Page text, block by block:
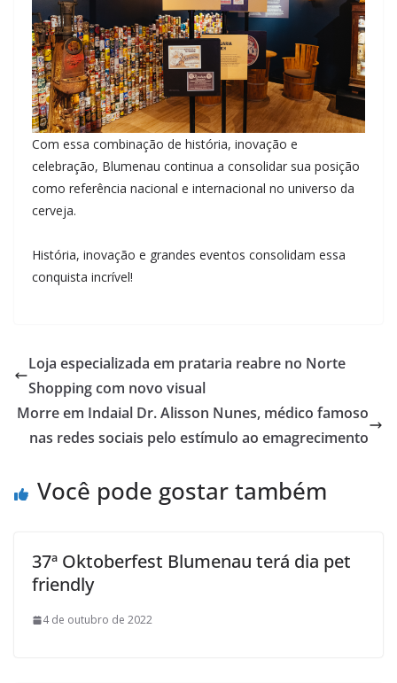
Com essa combinação de história, inovação e
celebração, Blumenau continua a consolidar sua posição
como referência nacional e internacional no universo da
cerveja.
História, inovação e grandes eventos consolidam essa
conquista incrível!
Loja especializada em prataria reabre no Norte
Shopping com novo visual
Morre em Indaial Dr. Alisson Nunes, médico famoso
nas redes sociais pelo estímulo ao emagrecimento
Você pode gostar também
37ª Oktoberfest Blumenau terá dia pet
friendly
4 de outubro de 2022